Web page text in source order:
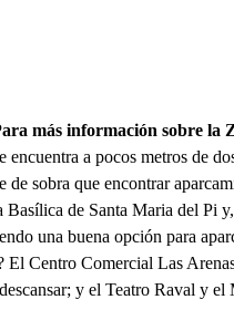
más información sobre la
a pocos metros de
sobra que encontrar
de Santa Maria del Pi
una buena opción para
Centro Comercial Las
y el Teatro Raval y